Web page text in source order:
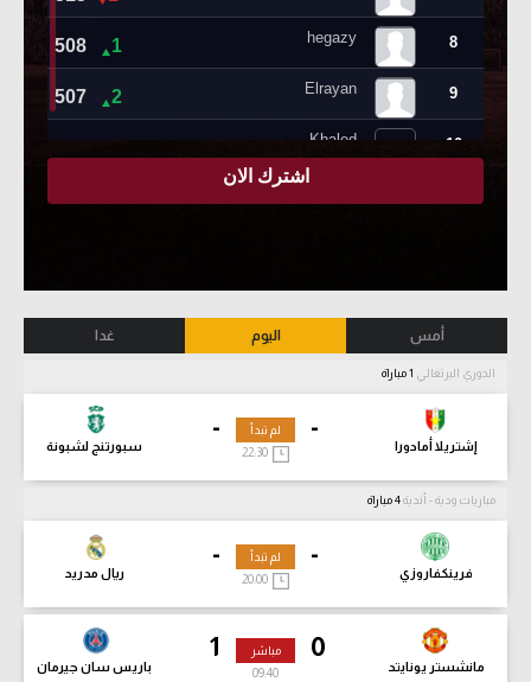
أمس اليوم غدا
الدوري البرتغالي
-
إشتريلا أمادورا
-
سبورتنج لشبونة
لم تبدأ
مباريات ودية - أندية
-
فرينكفاروزي
-
ريال مدريد
لم تبدأ
0
مانشستر يونايتد
1
باريس سان جيرمان
مباشر
09:41